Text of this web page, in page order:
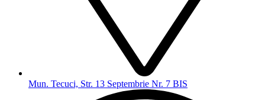
Mun. Tecuci, Str. 13 Septembrie Nr. 7 BIS